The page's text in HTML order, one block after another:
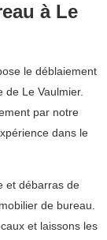
à Le
le déblaiement
Le Vaulmier.
par notre
dans le
et débarras de
de bureau.
et laissons les